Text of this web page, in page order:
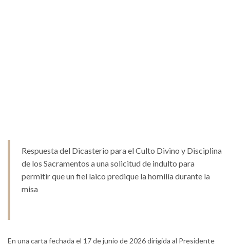
Respuesta del Dicasterio para el Culto Divino y Disciplina
de los Sacramentos a una solicitud de indulto para
permitir que un fiel laico predique la homilía durante la
misa
En una carta fechada el 17 de junio de 2026 dirigida al Presidente